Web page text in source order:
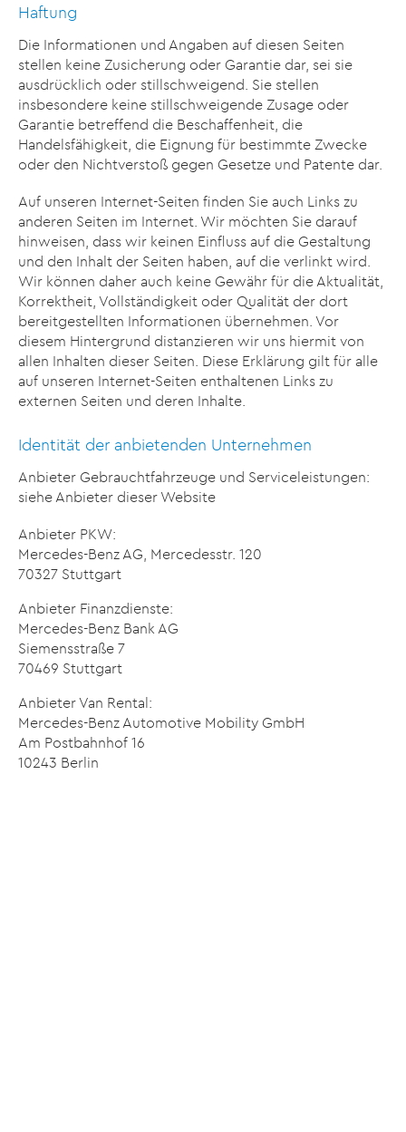
Haftung
Die Informationen und Angaben auf diesen Seiten
stellen keine Zusicherung oder Garantie dar, sei sie
ausdrücklich oder stillschweigend. Sie stellen
insbesondere keine stillschweigende Zusage oder
Garantie betreffend die Beschaffenheit, die
Handelsfähigkeit, die Eignung für bestimmte Zwecke
oder den Nichtverstoß gegen Gesetze und Patente dar.
Auf unseren Internet-Seiten finden Sie auch Links zu
anderen Seiten im Internet. Wir möchten Sie darauf
hinweisen, dass wir keinen Einfluss auf die Gestaltung
und den Inhalt der Seiten haben, auf die verlinkt wird.
Wir können daher auch keine Gewähr für die Aktualität,
Korrektheit, Vollständigkeit oder Qualität der dort
bereitgestellten Informationen übernehmen. Vor
diesem Hintergrund distanzieren wir uns hiermit von
allen Inhalten dieser Seiten. Diese Erklärung gilt für alle
auf unseren Internet-Seiten enthaltenen Links zu
externen Seiten und deren Inhalte.
Identität der anbietenden Unternehmen
Anbieter Gebrauchtfahrzeuge und Serviceleistungen:
siehe Anbieter dieser Website
Anbieter PKW:
Mercedes-Benz AG, Mercedesstr. 120
70327 Stuttgart
Anbieter Finanzdienste:
Mercedes-Benz Bank AG
Siemensstraße 7
70469 Stuttgart
Anbieter Van Rental:
Mercedes-Benz Automotive Mobility GmbH
Am Postbahnhof 16
10243 Berlin